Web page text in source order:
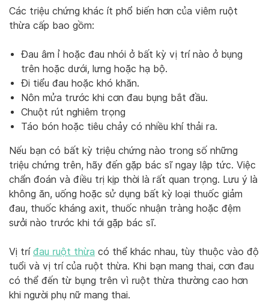
Các triệu chứng khác ít phổ biến hơn của viêm ruột
thừa cấp bao gồm:
Đau âm ỉ hoặc đau nhói ở bất kỳ vị trí nào ở bụng
trên hoặc dưới, lưng hoặc hạ bộ.
Đi tiểu đau hoặc khó khăn.
Nôn mửa trước khi cơn đau bụng bắt đầu.
Chuột rút nghiêm trọng
Táo bón hoặc tiêu chảy có nhiều khí thải ra.
Nếu bạn có bất kỳ triệu chứng nào trong số những
triệu chứng trên, hãy đến gặp bác sĩ ngay lập tức. Việc
chẩn đoán và điều trị kịp thời là rất quan trọng. Lưu ý là
không ăn, uống hoặc sử dụng bất kỳ loại thuốc giảm
đau, thuốc kháng axit, thuốc nhuận tràng hoặc đệm
sưởi nào trước khi tới gặp bác sĩ.
Vị trí đau ruột thừa có thể khác nhau, tùy thuộc vào độ
tuổi và vị trí của ruột thừa. Khi bạn mang thai, cơn đau
có thể đến từ bụng trên vì ruột thừa thường cao hơn
khi người phụ nữ mang thai.